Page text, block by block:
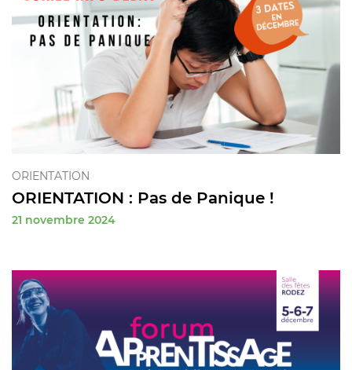
ORIENTATION
ORIENTATION : Pas de Panique !
21 novembre 2024